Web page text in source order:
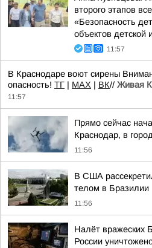
второго этапов
«Безопасность
объектов детской
11:57
В Краснодаре воют сирены
опасность! TГ | MAX | ВК// Живая
11:57
Прямо сейчас
Краснодар, в
11:56
В США
телом в Бразилии
11:56
Налёт вражеских
России